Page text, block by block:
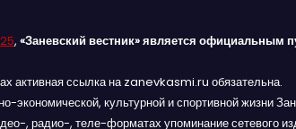
, «Заневский вестник» является официальным
активная ссылка на zanevkasmi.ru обязательна.
культурной и спортивной жизни
, радио-, теле-форматах упоминание сетевого